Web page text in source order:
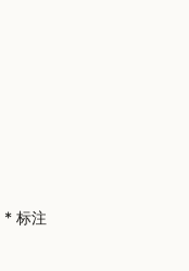
* 标注